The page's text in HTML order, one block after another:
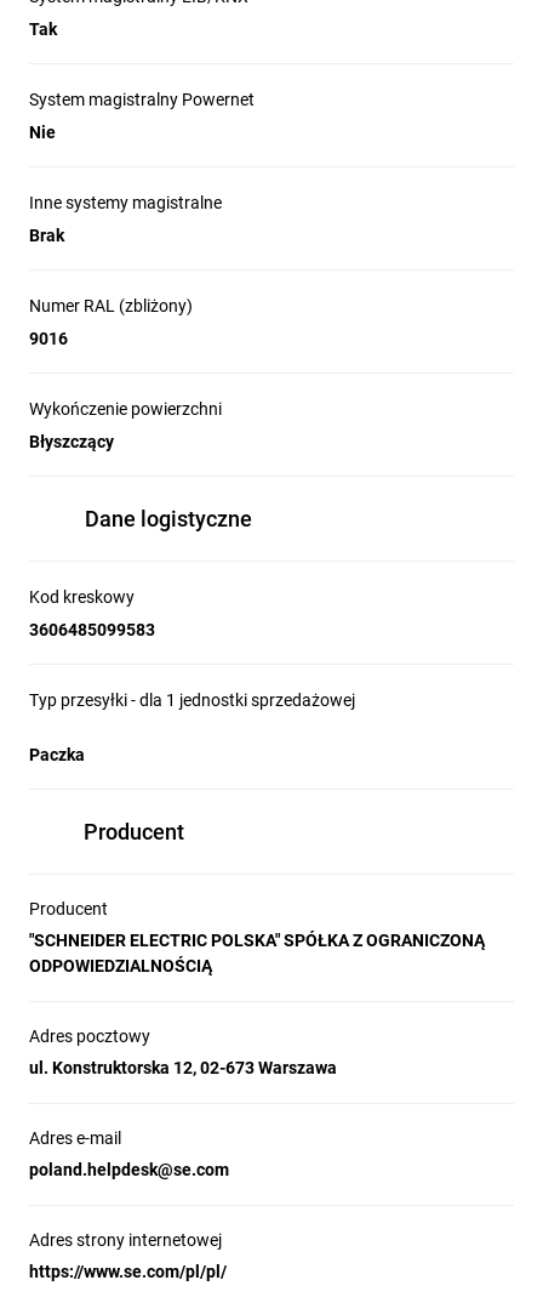
Tak
System magistralny Powernet
Nie
Inne systemy magistralne
Brak
Numer RAL (zbliżony)
9016
Wykończenie powierzchni
Błyszczący
Dane logistyczne
Kod kreskowy
3606485099583
Typ przesyłki - dla 1 jednostki sprzedażowej
Paczka
Producent
Producent
"SCHNEIDER ELECTRIC POLSKA" SPÓŁKA Z OGRANICZONĄ
ODPOWIEDZIALNOŚCIĄ
Adres pocztowy
ul. Konstruktorska 12, 02-673 Warszawa
Adres e-mail
poland.helpdesk@se.com
Adres strony internetowej
https://www.se.com/pl/pl/